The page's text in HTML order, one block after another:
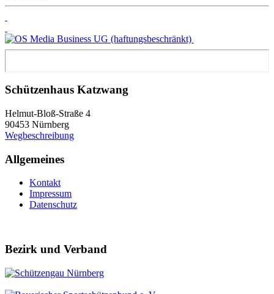
Schützenhaus Katzwang
Helmut-Bloß-Straße 4
90453 Nürnberg
Wegbeschreibung
Allgemeines
Kontakt
Impressum
Datenschutz
Bezirk und Verband